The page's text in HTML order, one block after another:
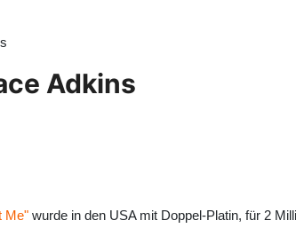
Adkins
Me" wurde in den USA mit Doppel-Platin, für 2